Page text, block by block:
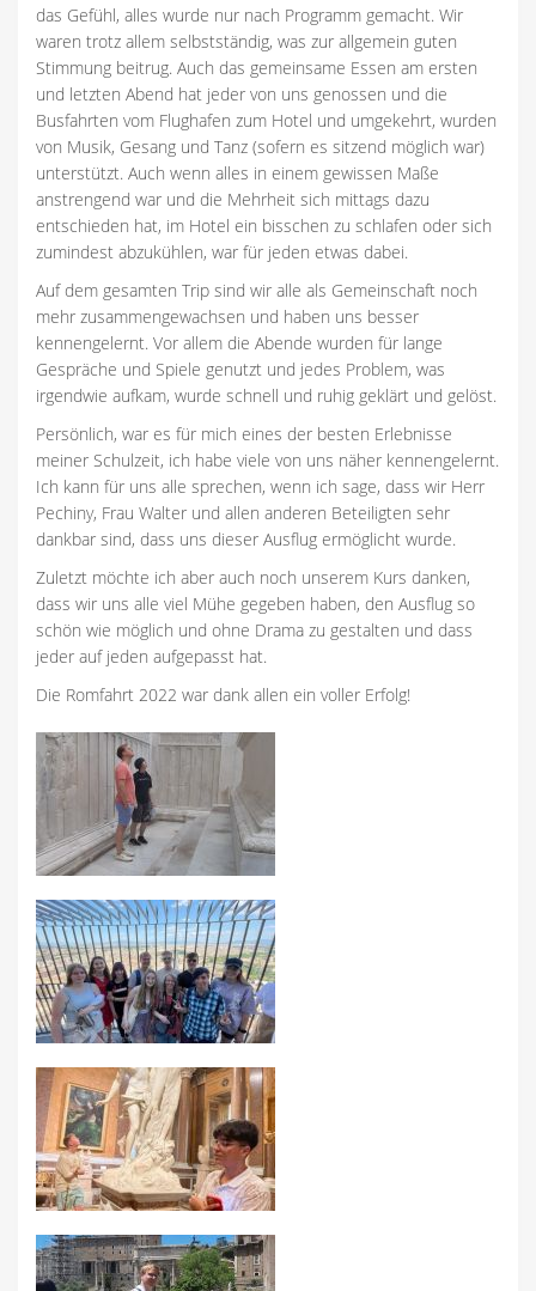
das Gefühl, alles wurde nur nach Programm gemacht. Wir
waren trotz allem selbstständig, was zur allgemein guten
Stimmung beitrug. Auch das gemeinsame Essen am ersten
und letzten Abend hat jeder von uns genossen und die
Busfahrten vom Flughafen zum Hotel und umgekehrt, wurden
von Musik, Gesang und Tanz (sofern es sitzend möglich war)
unterstützt. Auch wenn alles in einem gewissen Maße
anstrengend war und die Mehrheit sich mittags dazu
entschieden hat, im Hotel ein bisschen zu schlafen oder sich
zumindest abzukühlen, war für jeden etwas dabei.
Auf dem gesamten Trip sind wir alle als Gemeinschaft noch
mehr zusammengewachsen und haben uns besser
kennengelernt. Vor allem die Abende wurden für lange
Gespräche und Spiele genutzt und jedes Problem, was
irgendwie aufkam, wurde schnell und ruhig geklärt und gelöst.
Persönlich, war es für mich eines der besten Erlebnisse
meiner Schulzeit, ich habe viele von uns näher kennengelernt.
Ich kann für uns alle sprechen, wenn ich sage, dass wir Herr
Pechiny, Frau Walter und allen anderen Beteiligten sehr
dankbar sind, dass uns dieser Ausflug ermöglicht wurde.
Zuletzt möchte ich aber auch noch unserem Kurs danken,
dass wir uns alle viel Mühe gegeben haben, den Ausflug so
schön wie möglich und ohne Drama zu gestalten und dass
jeder auf jeden aufgepasst hat.
Die Romfahrt 2022 war dank allen ein voller Erfolg!